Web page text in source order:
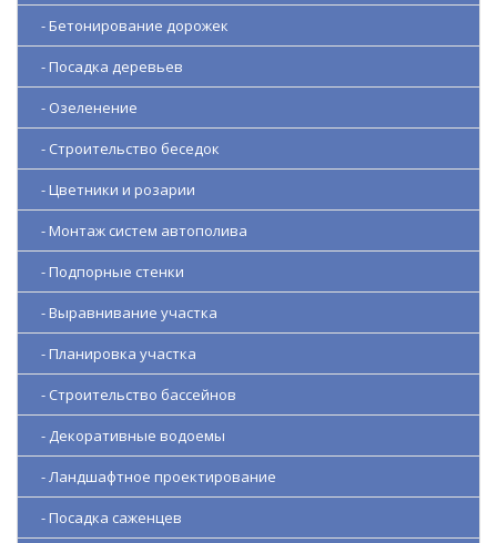
- Бетонирование дорожек
- Посадка деревьев
- Озеленение
- Строительство беседок
- Цветники и розарии
- Монтаж систем автополива
- Подпорные стенки
- Выравнивание участка
- Планировка участка
- Строительство бассейнов
- Декоративные водоемы
- Ландшафтное проектирование
- Посадка саженцев